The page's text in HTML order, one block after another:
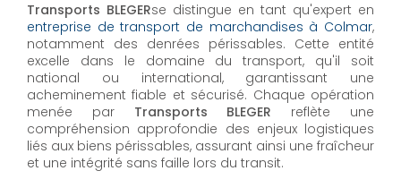
Transports BLEGERse distingue en tant qu'expert en
entreprise de transport de marchandises à Colmar,
notamment des denrées périssables. Cette entité
excelle dans le domaine du transport, qu'il soit
national ou international, garantissant une
acheminement fiable et sécurisé. Chaque opération
menée par Transports BLEGER reflète une
compréhension approfondie des enjeux logistiques
liés aux biens périssables, assurant ainsi une fraîcheur
et une intégrité sans faille lors du transit.